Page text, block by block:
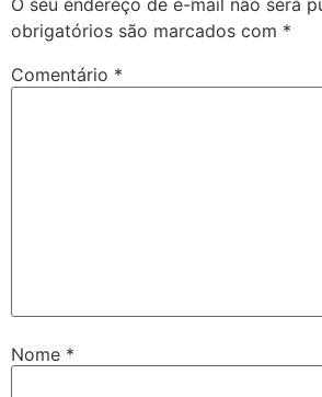
O seu endereço de e-mail não será
obrigatórios são marcados com *
Comentário *
Nome *